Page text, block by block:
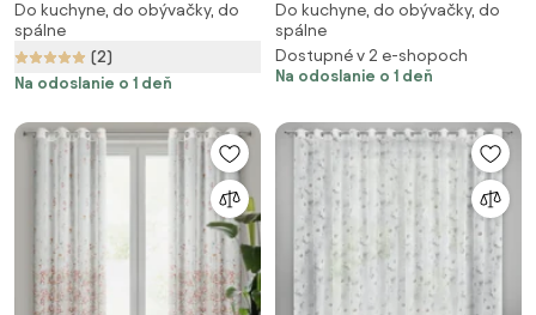
400X160 CM BIELA
Do kuchyne, do obývačky, do
spálne
(2)
Na odoslanie o 1 deň
400X250 CM BIELA
Do kuchyne, do obývačky, do
spálne
Dostupné v 2 e-shopoch
Na odoslanie o 1 deň